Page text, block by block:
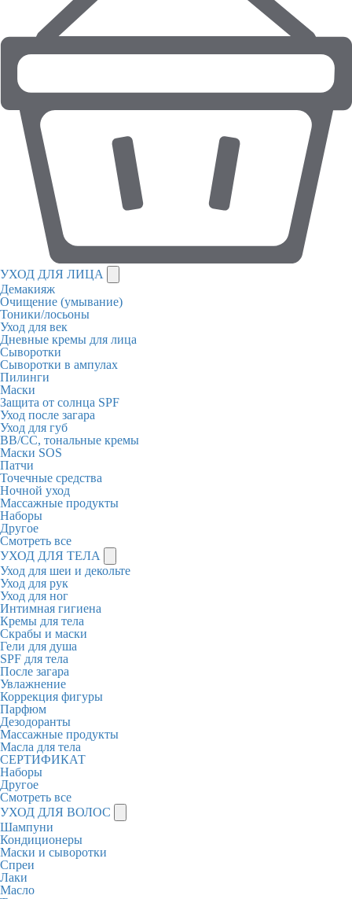
УХОД ДЛЯ ЛИЦА
Демакияж
Очищение (умывание)
Тоники/лосьоны
Уход для век
Дневные кремы для лица
Сыворотки
Сыворотки в ампулах
Пилинги
Маски
Защита от солнца SPF
Уход после загара
Уход для губ
BB/CC, тональные кремы
Маски SOS
Патчи
Точечные средства
Ночной уход
Массажные продукты
Наборы
Другое
Смотреть все
УХОД ДЛЯ ТЕЛА
Уход для шеи и декольте
Уход для рук
Уход для ног
Интимная гигиена
Кремы для тела
Скрабы и маски
Гели для душа
SPF для тела
После загара
Увлажнение
Коррекция фигуры
Парфюм
Дезодоранты
Массажные продукты
Масла для тела
СЕРТИФИКАТ
Наборы
Другое
Смотреть все
УХОД ДЛЯ ВОЛОС
Шампуни
Кондиционеры
Маски и сыворотки
Спреи
Лаки
Масло